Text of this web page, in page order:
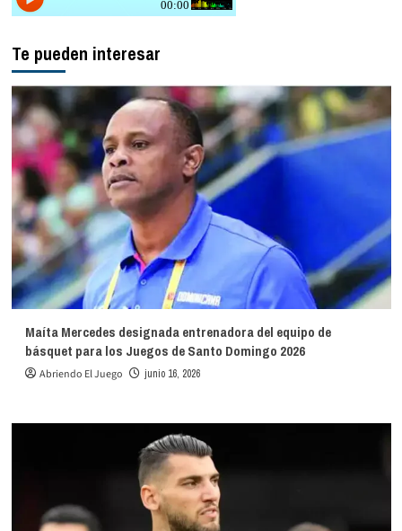
Te pueden interesar
Maíta Mercedes designada entrenadora del equipo de
básquet para los Juegos de Santo Domingo 2026
Abriendo El Juego junio 16, 2026